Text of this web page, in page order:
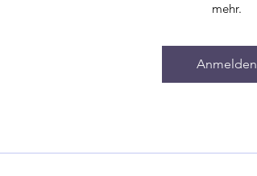
mehr.
Anmelden